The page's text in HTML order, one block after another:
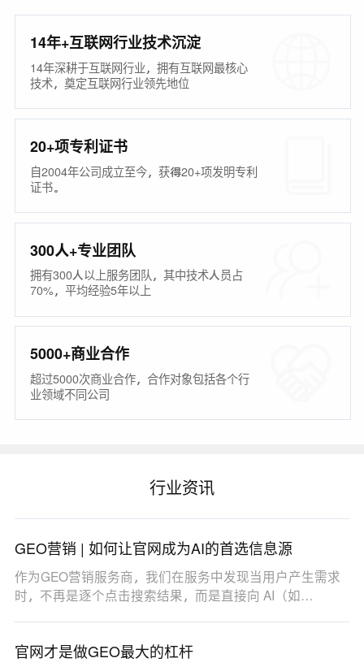
14年+互联网行业技术沉淀
14年深耕于互联网行业，拥有互联网最核心
技术，奠定互联网行业领先地位
20+项专利证书
自2004年公司成立至今，获得20+项发明专利
证书。
300人+专业团队
拥有300人以上服务团队，其中技术人员占
70%，平均经验5年以上
5000+商业合作
超过5000次商业合作，合作对象包括各个行
业领域不同公司
行业资讯
GEO营销 | 如何让官网成为AI的首选信息源
作为GEO营销服务商，我们在服务中发现当用户产生需求
时，不再是逐个点击搜索结果，而是直接向 AI（如
官网才是做GEO最大的杠杆